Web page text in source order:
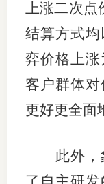
上涨二次点
结算方式
弈价格上
客户群体对
更好更全面
此外，象